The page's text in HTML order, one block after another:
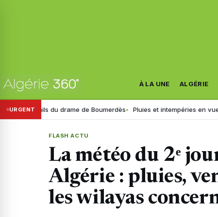
À LA UNE ALGÉRIE
URGENT
du drame de Boumerdès Pluies et intempéries en vue : l’heure
FLASH ACTU
La météo du 2ᵉ
Algérie : pluies,
les wilayas